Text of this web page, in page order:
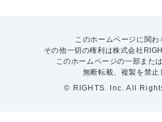
このホームページに関わ
その他一切の権利は株式会社
このホームページの一部また
無断転載、複製を禁止
© RIGHTS. Inc. All